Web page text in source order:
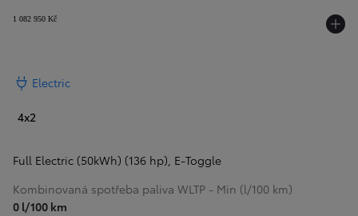
1 082 950 Kč
Electric
4x2
Full Electric (50kWh) (136 hp), E-Toggle
Kombinovaná spotřeba paliva WLTP - Min (l/100 km)
0 l/100 km